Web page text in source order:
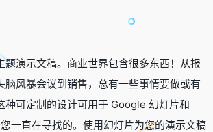
题演示文稿。商业世界包含很多东西！从报
脑风暴会议到销售，总有一些事情要做或有
种可定制的设计可用于 Google 幻灯片和
一直在寻找的。使用幻灯片为您的演示文稿